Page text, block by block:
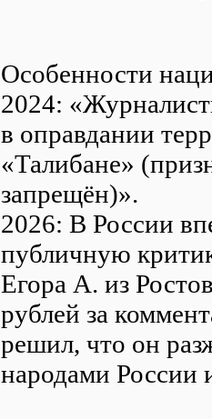
Особенности
2024:
в оправдании
«Талибане»
запрещён)».
2026: В России
публичную
Егора А. из
рублей за
решил, что он
народами России